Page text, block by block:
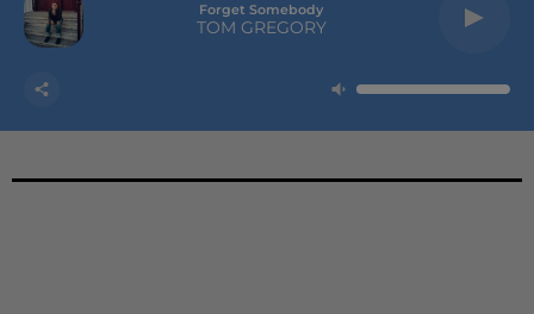
Forget Somebody
TOM GREGORY